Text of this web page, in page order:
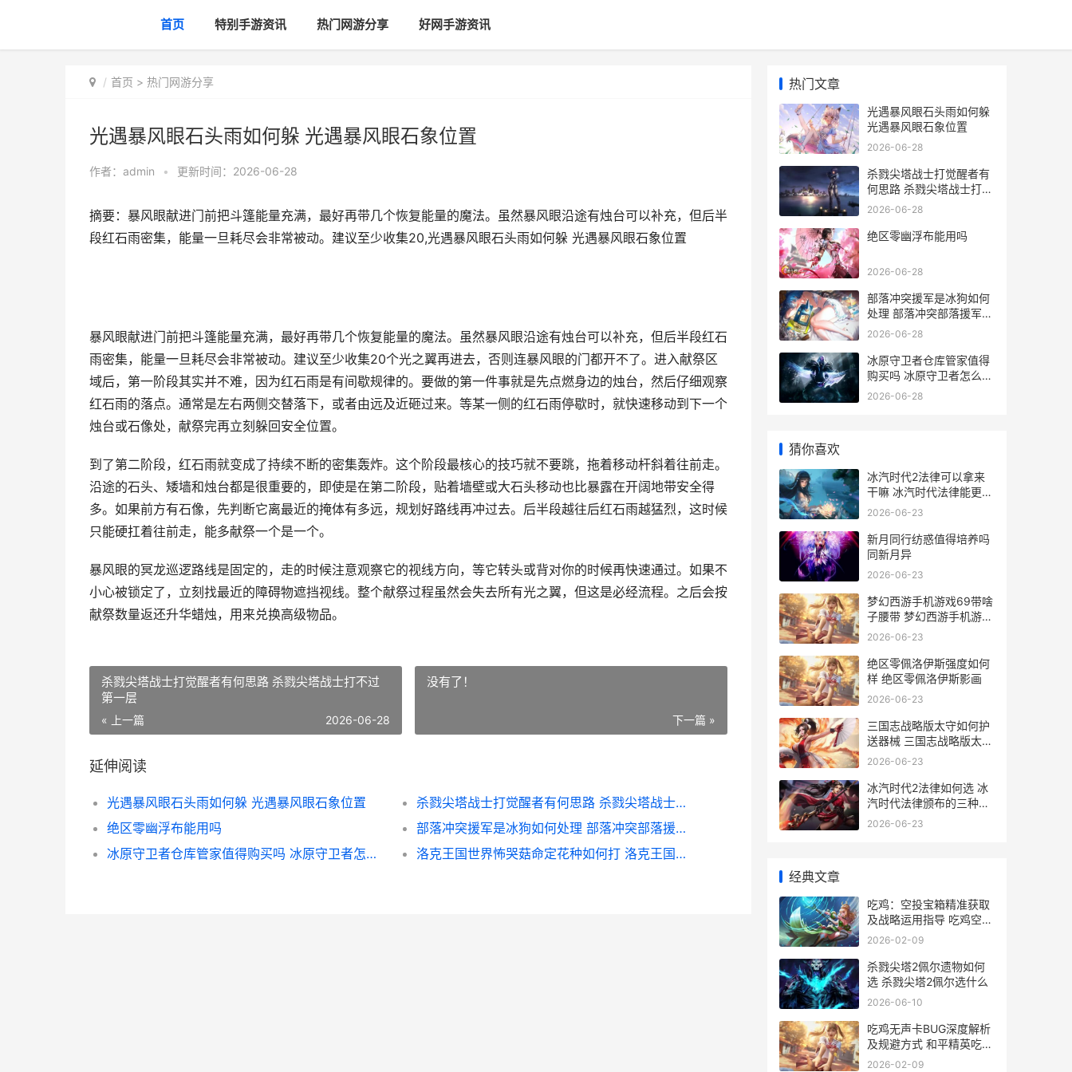
首页 特别手游资讯 热门网游分享 好网手游资讯
首页 > 热门网游分享
光遇暴风眼石头雨如何躲 光遇暴风眼石象位置
作者： admin • 更新时间：2026-06-28
摘要：暴风眼献进门前把斗篷能量充满，最好再带几个恢复能量的魔法。虽然暴风眼沿途有烛台可以补充，但后半
段红石雨密集，能量一旦耗尽会非常被动。建议至少收集20,光遇暴风眼石头雨如何躲 光遇暴风眼石象位置
暴风眼献进门前把斗篷能量充满，最好再带几个恢复能量的魔法。虽然暴风眼沿途有烛台可以补充，但后半段红石
雨密集，能量一旦耗尽会非常被动。建议至少收集20个光之翼再进去，否则连暴风眼的门都开不了。进入献祭区
域后，第一阶段其实并不难，因为红石雨是有间歇规律的。要做的第一件事就是先点燃身边的烛台，然后仔细观察
红石雨的落点。通常是左右两侧交替落下，或者由远及近砸过来。等某一侧的红石雨停歇时，就快速移动到下一个
烛台或石像处，献祭完再立刻躲回安全位置。
到了第二阶段，红石雨就变成了持续不断的密集轰炸。这个阶段最核心的技巧就不要跳，拖着移动杆斜着往前走。
沿途的石头、矮墙和烛台都是很重要的，即使是在第二阶段，贴着墙壁或大石头移动也比暴露在开阔地带安全得
多。如果前方有石像，先判断它离最近的掩体有多远，规划好路线再冲过去。后半段越往后红石雨越猛烈，这时候
只能硬扛着往前走，能多献祭一个是一个。
暴风眼的冥龙巡逻路线是固定的，走的时候注意观察它的视线方向，等它转头或背对你的时候再快速通过。如果不
小心被锁定了，立刻找最近的障碍物遮挡视线。整个献祭过程虽然会失去所有光之翼，但这是必经流程。之后会按
献祭数量返还升华蜡烛，用来兑换高级物品。
杀戮尖塔战士打觉醒者有何思路 杀戮尖塔战士打不过
第一层
« 上一篇 2026-06-28
没有了！
下一篇 »
延伸阅读
光遇暴风眼石头雨如何躲 光遇暴风眼石象位置
杀戮尖塔战士打觉醒者有何思路 杀戮尖塔战士打不过第一层
绝区零幽浮布能用吗
部落冲突援军是冰狗如何处理 部落冲突部落援军上限什么意思
冰原守卫者仓库管家值得购买吗 冰原守卫者怎么抽奖
洛克王国世界怖哭菇命定花种如何打 洛克王国世界怖哭菇多少级进化
热门文章
光遇暴风眼石头雨如何躲
光遇暴风眼石象位置
2026-06-28
杀戮尖塔战士打觉醒者有
何思路 杀戮尖塔战士打不
过第一层
2026-06-28
绝区零幽浮布能用吗
2026-06-28
部落冲突援军是冰狗如何
处理 部落冲突部落援军上
限什么意思
2026-06-28
冰原守卫者仓库管家值得
购买吗 冰原守卫者怎么抽
奖
2026-06-28
猜你喜欢
冰汽时代2法律可以拿来
干嘛 冰汽时代法律能更改
吗
2026-06-23
新月同行纺惑值得培养吗
同新月异
2026-06-23
梦幻西游手机游戏69带啥
子腰带 梦幻西游手机游戏
怎么赚钱
2026-06-23
绝区零佩洛伊斯强度如何
样 绝区零佩洛伊斯影画
2026-06-23
三国志战略版太守如何护
送器械 三国志战略版太尉
盾顶配战法
2026-06-23
冰汽时代2法律如何选 冰
汽时代法律颁布的三种播
报
2026-06-23
经典文章
吃鸡：空投宝箱精准获取
及战略运用指导 吃鸡空投
盒子图片
2026-02-09
杀戮尖塔2佩尔遗物如何
选 杀戮尖塔2佩尔选什么
2026-06-10
吃鸡无声卡BUG深度解析
及规避方式 和平精英吃鸡
声卡有什么用
2026-02-09